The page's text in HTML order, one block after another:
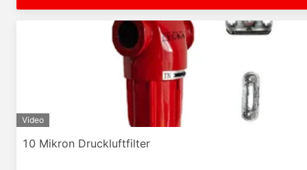
Video
10 Mikron Druckluftfilter